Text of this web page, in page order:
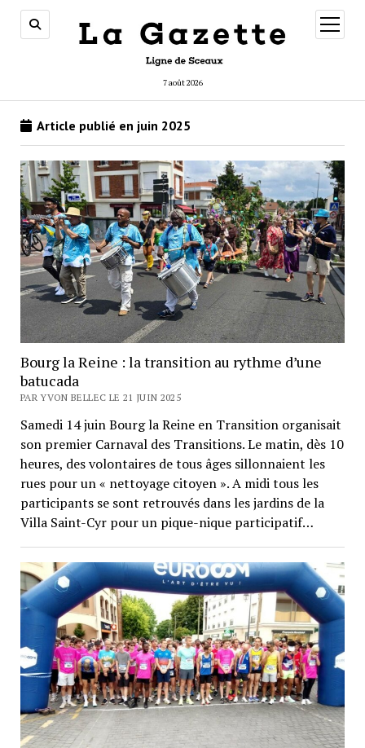
7 août 2026
ouvrir
menu
Article publié en juin 2025
Bourg la Reine : la transition au rythme d’une
batucada
PAR YVON BELLEC LE 21 JUIN 2025
Samedi 14 juin Bourg la Reine en Transition organisait
son premier Carnaval des Transitions. Le matin, dès 10
heures, des volontaires de tous âges sillonnaient les
rues pour un « nettoyage citoyen ». A midi tous les
participants se sont retrouvés dans les jardins de la
Villa Saint-Cyr pour un pique-nique participatif…